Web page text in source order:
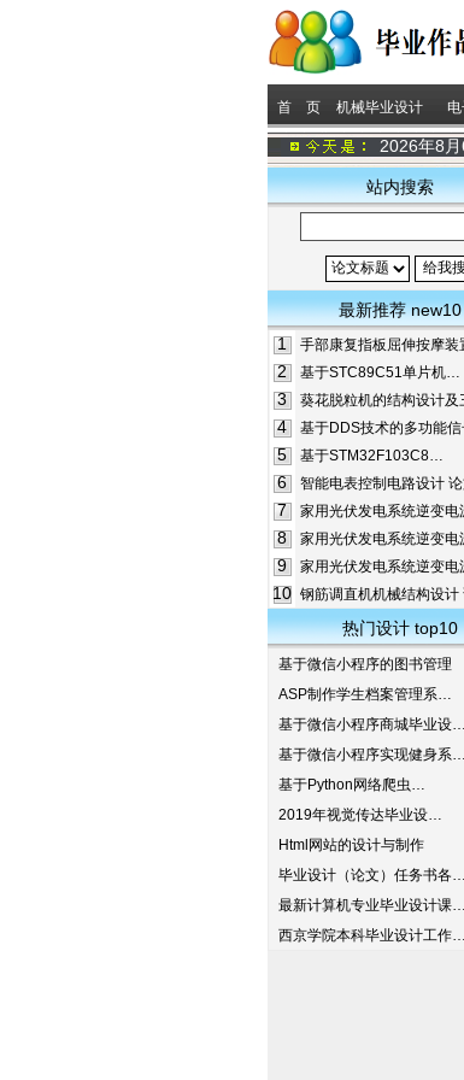
首 页 机械毕业设计
2026年8
站内搜索
最新推荐 new10
1
手部康复指板屈伸按摩
2 基于STC89C51单片机…
3 葵花脱粒机的结构设计
4 基于DDS技术的多功能
5 基于STM32F103C8…
6 智能电表控制电路设计
7 家用光伏发电系统逆变
8 家用光伏发电系统逆变
9 家用光伏发电系统逆变
10 钢筋调直机机械结构设
热门设计 top10
基于微信小程序的图书管理
ASP制作学生档案管理系…
基于微信小程序商城毕业设…
基于微信小程序实现健身系…
基于Python网络爬虫…
2019年视觉传达毕业设…
Html网站的设计与制作
毕业设计（论文）任务书各…
最新计算机专业毕业设计课…
西京学院本科毕业设计工作…